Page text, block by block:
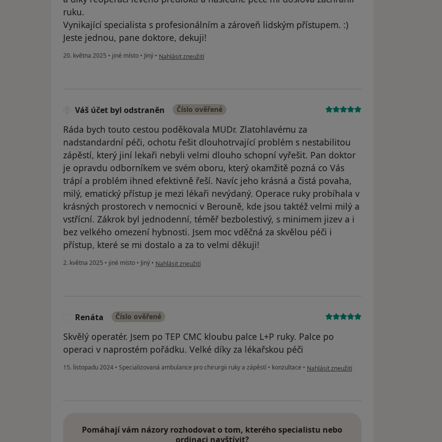
ruku.
Vynikající specialista s profesionálním a zároveň lidským přístupem. :)
Jeste jednou, pane doktore, dekuji!
20. května 2025 • jiné místo • Jiný • podle názoru uživatele Petr Sak
Nahlásit zneužití
Váš účet byl odstraněn Číslo ověřené
Ráda bych touto cestou poděkovala MUDr. Zlatohlavému za
nadstandardní péči, ochotu řešit dlouhotrvající problém s nestabilitou
zápěstí, který jiní lekaři nebyli velmi dlouho schopní vyřešit. Pan doktor
je opravdu odborníkem ve svém oboru, který okamžitě pozná co Vás
trápí a problém ihned efektivně řeší. Navíc jeho krásná a čistá povaha,
milý, ematický přístup je mezi lékaři nevýdaný. Operace ruky probíhala v
krásných prostorech v nemocnici v Berouně, kde jsou taktéž velmi milý a
vstřícní. Zákrok byl jednodenní, téměř bezbolestivý, s minimem jizev a i
bez velkého omezení hybnosti. Jsem moc vděčná za skvělou péči i
přístup, které se mi dostalo a za to velmi děkuji!
2. května 2025 • jiné místo • Jiný • podle názoru uživatele Váš účet byl odstraněn
Nahlásit zneužití
Renáta Číslo ověřené
Skvělý operatér. Jsem po TEP CMC kloubu palce L+P ruky. Palce po
operaci v naprostém pořádku. Velké díky za lékařskou péči
15. listopadu 2024 • Specializovaná ambulance pro chirurgii ruky a zápěstí • konzultace • podle názoru uživatele Renáta
Nahlásit zneužití
Pomáhají vám názory rozhodovat o tom, kterého specialistu nebo
ordinaci navštívit?